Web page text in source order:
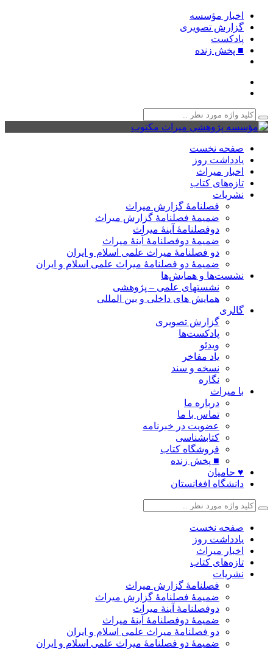
اخبار مؤسسه
گزارش تصویری
پادکست‌
■ پخش زنده
صفحه نخست
یادداشت روز
اخبار میراث
تازه‌های کتاب
نشریات
فصلنامۀ گزارش میراث
ضمیمۀ فصلنامۀ گزارش میراث
دوفصلنامۀ آینۀ میراث
ضمیمۀ دوفصلنامۀ آینۀ میراث
دو فصلنامۀ میراث علمی اسلام و ایران
ضمیمۀ دو فصلنامۀ میراث علمی اسلام و ایران
نشست‌ها و همایش‌ها
نشستهای علمی – پژوهشی
همایش های داخلی و بین المللی
گالری
گزارش تصویری
پادکست‌ها
ویدئو
یاد مفاخر
نسخه و سند
نگاره
با میراث
درباره ما
تماس با ما
عضویت در خبرنامه
کتابشناسی
فروشگاه کتاب
■ پخش زنده
♥ حامیان
دانشگاه افغانستان
صفحه نخست
یادداشت روز
اخبار میراث
تازه‌های کتاب
نشریات
فصلنامۀ گزارش میراث
ضمیمۀ فصلنامۀ گزارش میراث
دوفصلنامۀ آینۀ میراث
ضمیمۀ دوفصلنامۀ آینۀ میراث
دو فصلنامۀ میراث علمی اسلام و ایران
ضمیمۀ دو فصلنامۀ میراث علمی اسلام و ایران